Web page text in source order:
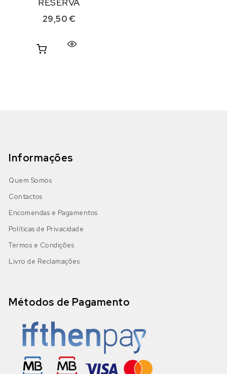
29,50€
Informações
Quem Somos
Contactos
Encomendas e Pagamentos
Políticas de Privacidade
Termos e Condições
Livro de Reclamações
Métodos de Pagamento